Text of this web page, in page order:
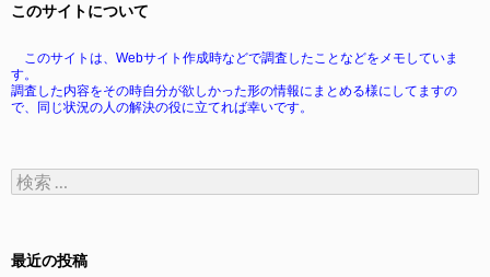
このサイトについて
このサイトは、Webサイト作成時などで調査したことなどをメモしていま
す。
調査した内容をその時自分が欲しかった形の情報にまとめる様にしてますの
で、同じ状況の人の解決の役に立てれば幸いです。
検
索:
最近の投稿